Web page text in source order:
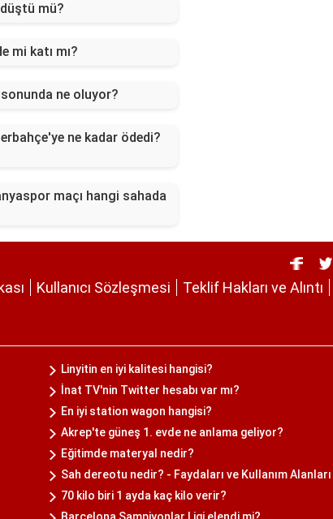
mü?
mi katı mı?
ne oluyor?
ne kadar ödedi?
maçı hangi sahada
Kullanıcı Sözleşmesi Teklif Hakları ve Alıntı
Linyitin en iyi kalitesi hangisi?
İnat TV'nin Twitter hesabı var mı?
En iyi station wagon hangisi?
Akrep'te güneş 1. evde ne anlama geliyor?
Eğitimde materyal nedir?
Sah dereotu nedir? - Faydaları ve Kullanım Alanları
70 kilo biri 1 ayda kaç kilo verir?